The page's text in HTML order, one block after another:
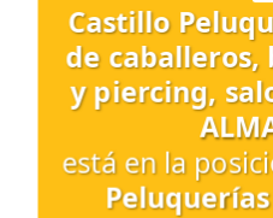
Castillo
de
y piercing,
está en la